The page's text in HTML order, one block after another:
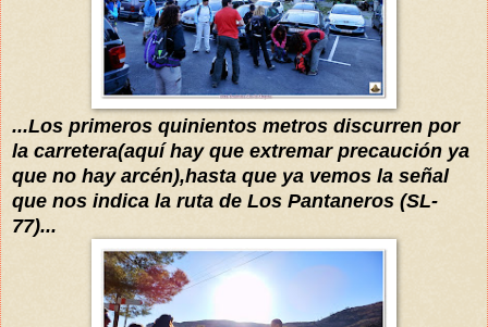
...Los primeros quinientos metros discurren por
la carretera(aquíhay que extremar precaución ya
que no hay arcén),hasta que ya vemos la señal
que nos indica la ruta de Los Pantaneros (SL-
77)...